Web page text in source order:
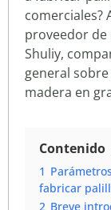
comerciales?
proveedor de
Shuliy,
general
madera en
Contenido
1
fabricar
2 Breve